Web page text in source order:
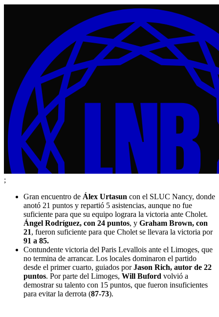
;
Gran encuentro de Álex Urtasun con el SLUC Nancy, donde
anotó 21 puntos y repartió 5 asistencias, aunque no fue
suficiente para que su equipo lograra la victoria ante Cholet.
Ángel Rodríguez, con 24 puntos, y Graham Brown, con
21, fueron suficiente para que Cholet se llevara la victoria por
91 a 85.
Contundente victoria del Paris Levallois ante el Limoges, que
no termina de arrancar. Los locales dominaron el partido
desde el primer cuarto, guiados porJason Rich, autor de 22
puntos. Por parte del Limoges, Will Buford volvió a
demostrar su talento con 15 puntos, que fueron insuficientes
para evitar la derrota (87-73).